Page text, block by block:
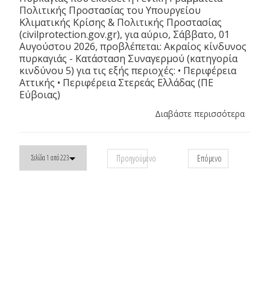
Πολιτικής Προστασίας του Υπουργείου
Κλιματικής Κρίσης & Πολιτικής Προστασίας
(civilprotection.gov.gr), για αύριο, Σάββατο, 01
Αυγούστου 2026, προβλέπεται: Ακραίος κίνδυνος
πυρκαγιάς - Κατάσταση Συναγερμού (κατηγορία
κινδύνου 5) για τις εξής περιοχές: • Περιφέρεια
Αττικής • Περιφέρεια Στερεάς Ελλάδας (ΠΕ
Εύβοιας)
Διαβάστε περισσότερα
Σελίδα 1 από 223 Προηγούμενο Επόμενο